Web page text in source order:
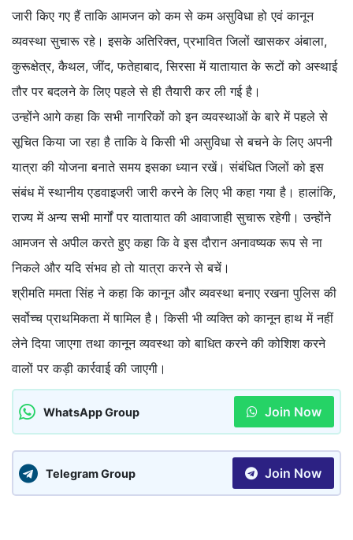
जारी किए गए हैं ताकि आमजन को कम से कम असुविधा हो एवं कानून
व्यवस्था सुचारू रहे। इसके अतिरिक्त, प्रभावित जिलों खासकर अंबाला,
कुरूक्षेत्र, कैथल, जींद, फतेहाबाद, सिरसा में यातायात के रूटों को अस्थाई
तौर पर बदलने के लिए पहले से ही तैयारी कर ली गई है।
उन्होंने आगे कहा कि सभी नागरिकों को इन व्यवस्थाओं के बारे में पहले से
सूचित किया जा रहा है ताकि वे किसी भी असुविधा से बचने के लिए अपनी
यात्रा की योजना बनाते समय इसका ध्यान रखें। संबंधित जिलों को इस
संबंध में स्थानीय एडवाइजरी जारी करने के लिए भी कहा गया है। हालांकि,
राज्य में अन्य सभी मार्गों पर यातायात की आवाजाही सुचारू रहेगी। उन्होंने
आमजन से अपील करते हुए कहा कि वे इस दौरान अनावष्यक रूप से ना
निकले और यदि संभव हो तो यात्रा करने से बचें।
श्रीमति ममता सिंह ने कहा कि कानून और व्यवस्था बनाए रखना पुलिस की
सर्वोच्च प्राथमिकता में षामिल है। किसी भी व्यक्ति को कानून हाथ में नहीं
लेने दिया जाएगा तथा कानून व्यवस्था को बाधित करने की कोशिश करने
वालों पर कड़ी कार्रवाई की जाएगी।
WhatsApp Group Join Now
Telegram Group Join Now